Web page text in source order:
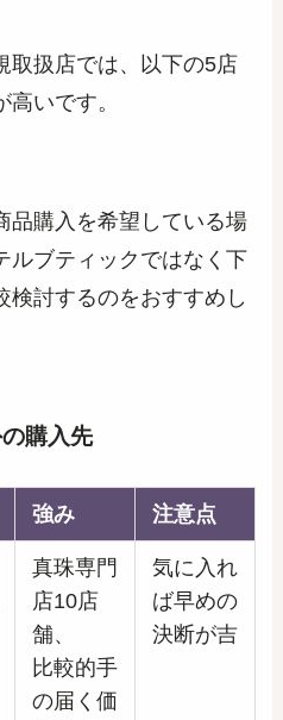
取扱店では、以下の5店
いです。
品購入を希望している場
ルブティックではなく下
検討するのをおすすめし
購入先
強み 注意点
真珠専門
店10店
舗、
比較的手
の届く価
気に入れ
ば早めの
決断が吉